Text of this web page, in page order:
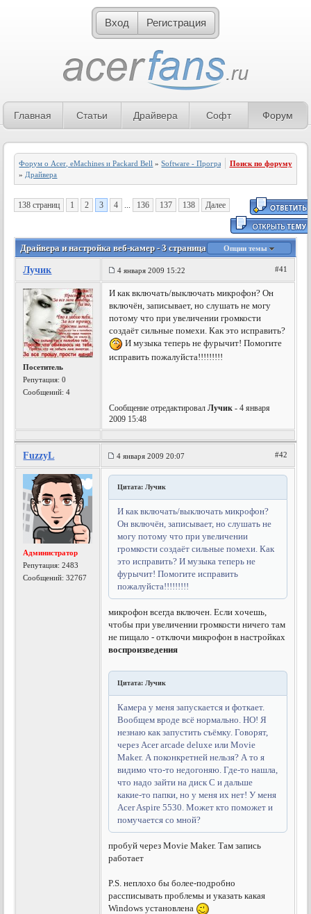
Вход Регистрация
Главная Статьи Драйвера Софт Форум
Форум о Acer, eMachines и Packard Bell »Software - Программное обеспечение
» Драйвера
Поиск по форуму
138 страниц 1 2 3 4 ... 136 137 138 Далее
Драйвера и настройка веб-камер - 3 страница Опции темы
Лучик 4 января 2009 15:22 #41
Посетитель
Репутация:0
Сообщений: 4
И как включать/выключать микрофон? Он
включён, записывает, но слушать не могу
потому что при увеличении громкости
создаёт сильные помехи. Как это исправить?
И музыка теперь не фурычит! Помогите
исправить пожалуйста!!!!!!!!!
Сообщение отредактировалЛучик - 4 января
2009 15:48
FuzzyL 4 января 2009 20:07 #42
Администратор
Репутация:2483
Сообщений: 32767
Цитата: Лучик
И как включать/выключать микрофон?
Он включён, записывает, но слушать не
могу потому что при увеличении
громкости создаёт сильные помехи. Как
это исправить? И музыка теперь не
фурычит! Помогите исправить
пожалуйста!!!!!!!!!
микрофон всегда включен. Если хочешь,
чтобы при увеличении громкости ничего там
не пищало - отключи микрофон в настройках
воспроизведения
Цитата: Лучик
Камера у меня запускается и фоткает.
Вообщем вроде всё нормально. НО! Я
незнаю как запустить съёмку. Говорят,
через Acer arcade deluxe или Movie
Maker. А поконкретней нельзя? А то я
видимо что-то недогоняю. Где-то нашла,
что надо зайти на диск С и дальше
какие-то папки, но у меня их нет! У меня
Acer Aspire 5530. Может кто поможет и
помучается со мной?
пробуй через Movie Maker. Там запись
работает
P.S. неплохо бы более-подробно
рассписывать проблемы и указать какая
Windows установлена